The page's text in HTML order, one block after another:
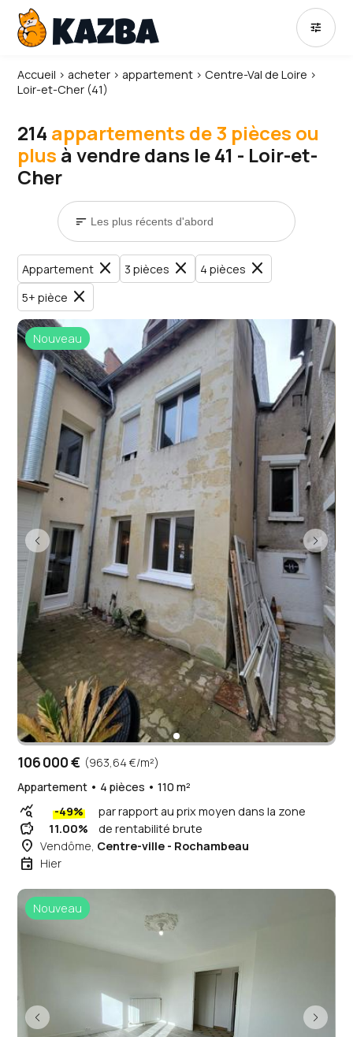
tune
Accueil › acheter › appartement ›Centre-Val de Loire ›
Loir-et-Cher (41)
214 appartements de 3 pièces ou
plus à vendre dans le 41 - Loir-et-
Cher
sort
Appartement close 3 pièces close 4 pièces close
5+ pièce close
Nouveau
106 000 € (963,64 €/m²)
Appartement • 4 pièces • 110 m²
query_stats -49% par rapport au prix moyen dans la zone
savings 11.00% de rentabilité brute
place Vendôme, Centre-ville - Rochambeau
event Hier
Nouveau